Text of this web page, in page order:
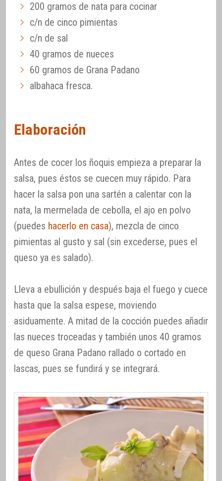
200 gramos de nata para cocinar
c/n de cinco pimientas
c/n de sal
40 gramos de nueces
60 gramos de Grana Padano
albahaca fresca.
Elaboración
Antes de cocer los ñoquis empieza a preparar la
salsa, pues éstos se cuecen muy rápido. Para
hacer la salsa pon una sartén a calentar con la
nata, la mermelada de cebolla, el ajo en polvo
(puedes hacerlo en casa), mezcla de cinco
pimientas al gusto y sal (sin excederse, pues el
queso ya es salado).
Lleva a ebullición y después baja el fuego y cuece
hasta que la salsa espese, moviendo
asiduamente. A mitad de la cocción puedes añadir
las nueces troceadas y también unos 40 gramos
de queso Grana Padano rallado o cortado en
lascas, pues se fundirá y se integrará.